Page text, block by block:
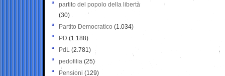
partito del popolo della libertà
(30)
Partito Democratico (1.034)
PD (1.188)
PdL (2.781)
pedofilia (25)
Pensioni (129)